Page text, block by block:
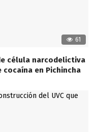
61
célula narcodelictiva
cocaína en Pichincha